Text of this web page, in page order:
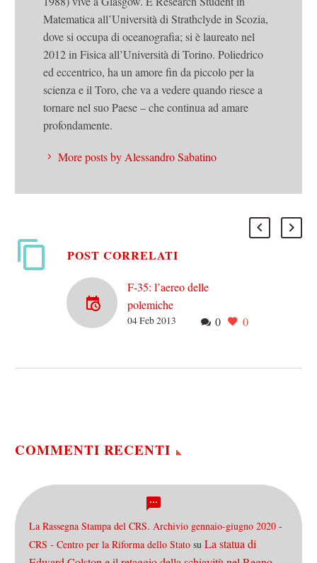
Matematica all’Università di Strathclyde in Scozia,
dove si occupa di oceanografia; si è laureato nel
2012 in Fisica all’Università di Torino. Poliedrico
ed eccentrico, ha un amore fin da piccolo per la
scienza e il Toro, che va a vedere quando riesce a
tornare nel suo Paese – che continua ad amare
profondamente.
More posts by Alessandro Sabatino
POST CORRELATI
F-35: l’aereo delle
polemiche
E’ da quasi un anno che il
0 0
04 Feb 2013
COMMENTI RECENTI
La Rassegna Stampa del CRS. Archivio gennaio-giugno 2020 -
CRS - Centro per la Riforma dello Stato su La statua di